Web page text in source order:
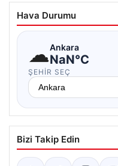
Hava Durumu
☁Ankara
NaN°C
ŞEHIR SEÇ
Bizi Takip Edin